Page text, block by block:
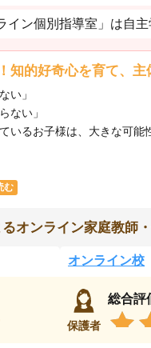
イン個別指導室」は自
知的好奇心を育て、
い」
ない」
いるお子様は、大きな可
む
オンライン家庭教師
オンライン校
保護者
総合評